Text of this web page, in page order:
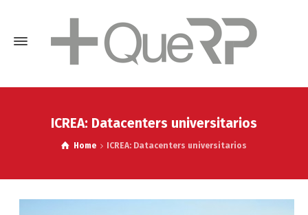
ICREA: Datacenters universitarios
Home ICREA: Datacenters universitarios